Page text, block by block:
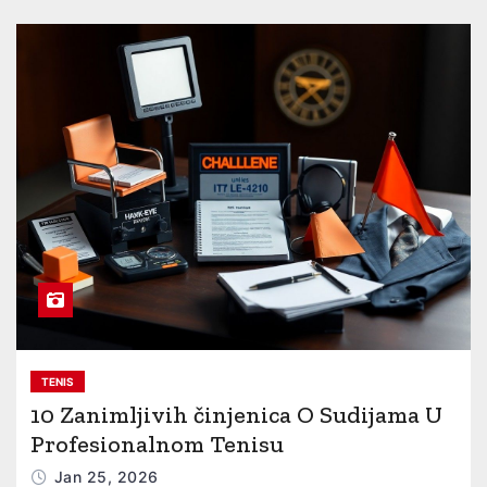
TENIS
10 Zanimljivih činjenica O Sudijama U
Profesionalnom Tenisu
Jan 25, 2026